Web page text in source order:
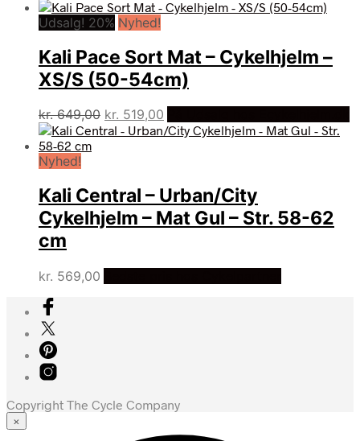
seneste
Udsalg! 20% Nyhed!
Kali Pace Sort Mat – Cykelhjelm –
XS/S (50-54cm)
kr.649,00 Den
oprindelige
kr. 519,00
aktuelle
Nyhed!
Kali Central – Urban/City
Cykelhjelm – Mat Gul – Str. 58-62
cm
kr. 569,00
Copyright The Cycle Company
×